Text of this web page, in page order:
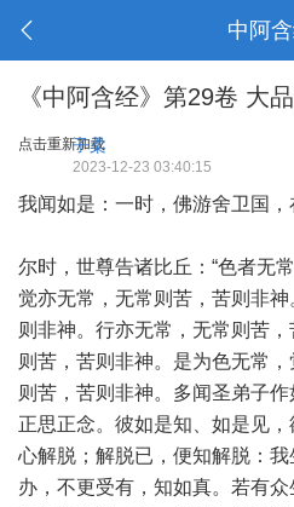
中阿
《中阿含经》第29卷 大
点击重新加载
子柔
2023-12-23 03:40:15
我闻如是：一时，佛游舍卫国，
尔时，世尊告诸比丘：“色者无
觉亦无常，无常则苦，苦则非
则非神。行亦无常，无常则苦
则苦，苦则非神。是为色无常
则苦，苦则非神。多闻圣弟子
正思正念。彼如是知、如是见
心解脱；解脱已，便知解脱：
办，不更受有，知如真。若有